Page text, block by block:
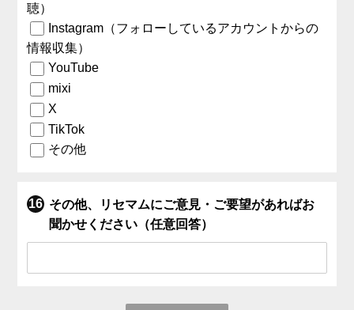
聴）
Instagram（フォローしているアカウントからの
情報収集）
YouTube
mixi
X
TikTok
その他
その他、リセマムにご意見・ご要望があればお
聞かせください（任意回答）